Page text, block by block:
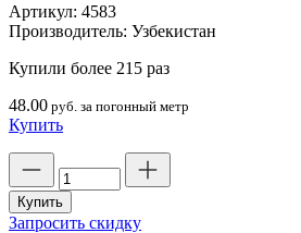
Артикул: 4583
Производитель: Узбекистан
Купили более 215 раз
48.00 руб. за погонный метр
Купить
Количество
товара
Вафельное
полотно
Купить
Запросить скидку